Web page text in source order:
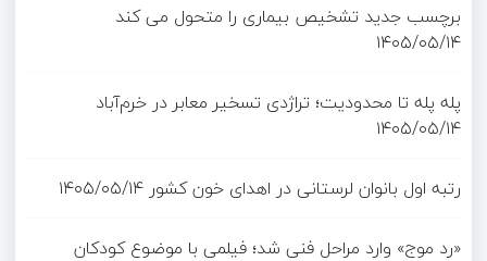
برچسب جدید تشخیص بیماری را متحول می کند
۱۴۰۵/۰۵/۱۴
پله پله تا محدودیت؛ تراژدی تسخیر معابر در خرم‌آباد
۱۴۰۵/۰۵/۱۴
رتبه اول بانوان لرستانی در اهدای خون کشور ۱۴۰۵/۰۵/۱۴
«رد موج» وارد مراحل فنی شد؛ فیلمی با موضوع کودکان